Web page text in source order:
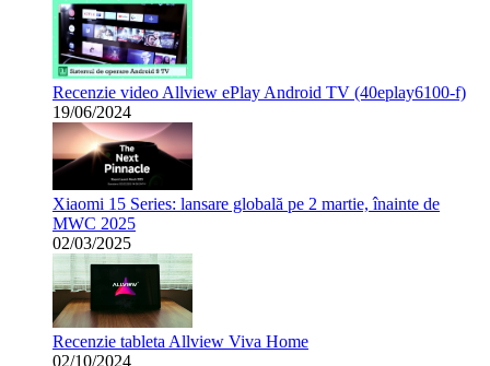
Recenzie video Allview ePlay Android TV (40eplay6100-f)
19/06/2024
Xiaomi 15 Series: lansare globală pe 2 martie, înainte de
MWC 2025
02/03/2025
Recenzie tableta Allview Viva Home
02/10/2024